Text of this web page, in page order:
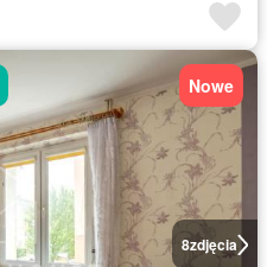
8zdjęcia
Nowe